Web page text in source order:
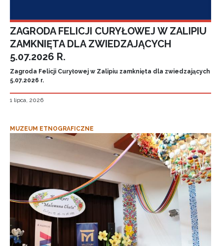
ZAGRODA FELICJI CURYŁOWEJ W ZALIPIU
ZAMKNIĘTA DLA ZWIEDZAJĄCYCH
5.07.2026 R.
Zagroda Felicji Curyłowej w Zalipiu zamknięta dla zwiedzających
5.07.2026 r.
1 lipca, 2026
MUZEUM ETNOGRAFICZNE